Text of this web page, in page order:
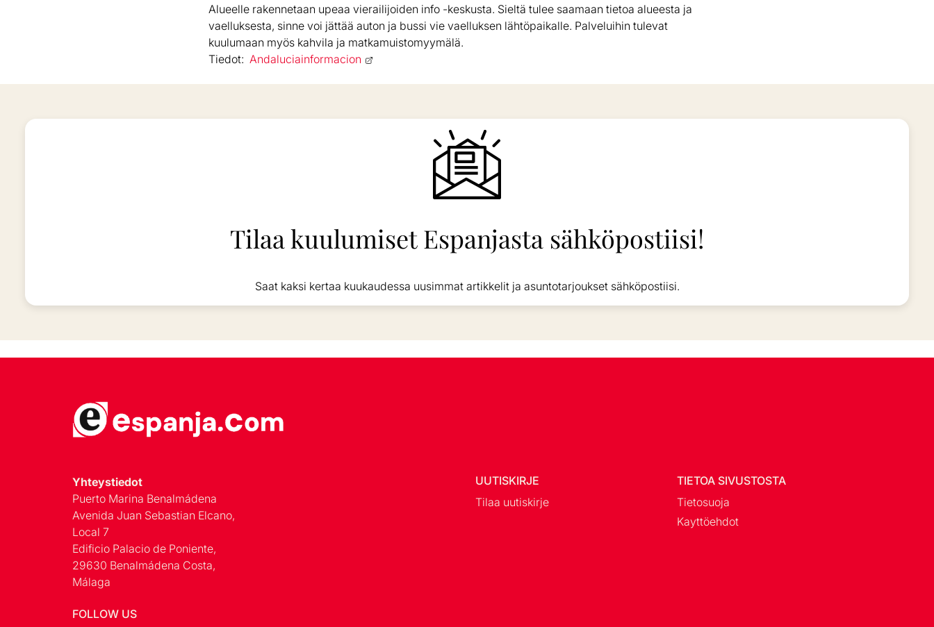
Alueelle rakennetaan upeaa vierailijoiden info -keskusta. Sieltä tulee saamaan tietoa alueesta ja
vaelluksesta, sinne voi jättää auton ja bussi vie vaelluksen lähtöpaikalle. Palveluihin tulevat
kuulumaan myös kahvila ja matkamuistomyymälä.
Tiedot: Andaluciainformacion
Tilaa kuulumiset Espanjasta sähköpostiisi!
Saat kaksi kertaa kuukaudessa uusimmat artikkelit ja asuntotarjoukset sähköpostiisi.
Yhteystiedot
Puerto Marina Benalmádena
Avenida Juan Sebastian Elcano,
Local 7
Edificio Palacio de Poniente,
29630 Benalmádena Costa,
Málaga
FOLLOW US
UUTISKIRJE
Tilaa uutiskirje
TIETOA SIVUSTOSTA
Tietosuoja
Kayttöehdot